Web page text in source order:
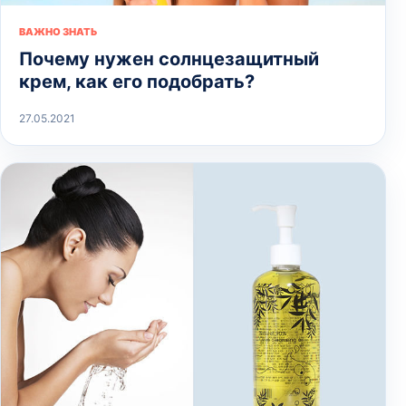
ВАЖНО ЗНАТЬ
Почему нужен солнцезащитный
крем, как его подобрать?
27.05.2021